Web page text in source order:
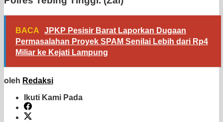
BACA
JPKP Pesisir Barat Laporkan Dugaan
Permasalahan Proyek SPAM Senilai Lebih dari Rp4
Miliar ke Kejati Lampung
oleh Redaksi
Ikuti Kami Pada